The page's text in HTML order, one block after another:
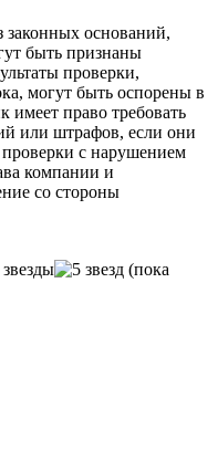
оснований,
быть признаны
проверки,
могут быть оспорены в
имеет право требовать
или штрафов, если они
с нарушением
компании и
со стороны
(пока